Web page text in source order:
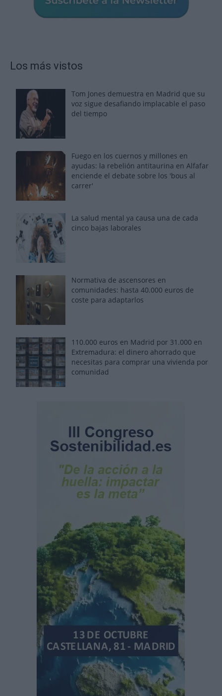
Los más vistos
Tom Jones demuestra en Madrid que su
voz sigue desafiando implacable el paso
del tiempo
Fuego en los cuernos y millones en
ayudas: la rebelión antitaurina en Alfafar
enciende el debate sobre los 'bous al
carrer'
La salud mental ya causa una de cada
cinco bajas laborales
Normativa de ascensores en
comunidades: hasta 40.000 euros de
coste para adaptarlos
110.000 euros en Madrid por 31.000 en
Extremadura: el dinero ahorrado que
necesitas para comprar una vivienda por
comunidad